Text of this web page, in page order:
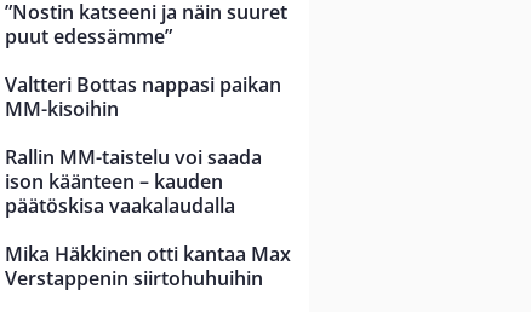
”Nostin katseeni ja näin suuret
puut edessämme”
Valtteri Bottas nappasi paikan
MM-kisoihin
Rallin MM-taistelu voi saada
ison käänteen – kauden
päätöskisa vaakalaudalla
Mika Häkkinen otti kantaa Max
Verstappenin siirtohuhuihin